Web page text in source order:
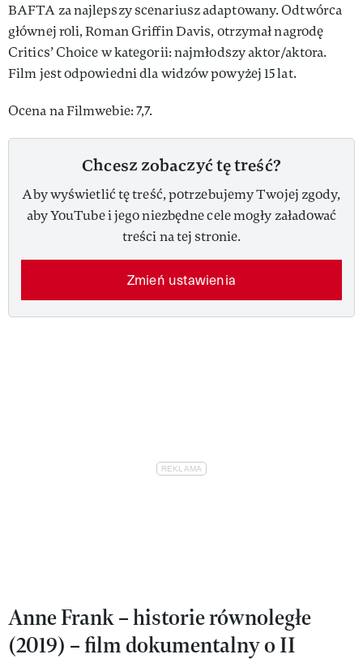
BAFTA za najlepszy scenariusz adaptowany. Odtwórca
głównej roli, Roman Griffin Davis, otrzymał nagrodę
Critics’ Choice w kategorii: najmłodszy aktor/aktora.
Film jest odpowiedni dla widzów powyżej 15 lat.
Ocena na Filmwebie: 7,7.
Chcesz zobaczyć tę treść?
Aby wyświetlić tę treść, potrzebujemy Twojej zgody,
aby YouTube i jego niezbędne cele mogły załadować
treści na tej stronie.
Zmień ustawienia
Anne Frank – historie równoległe
(2019) – film dokumentalny o II